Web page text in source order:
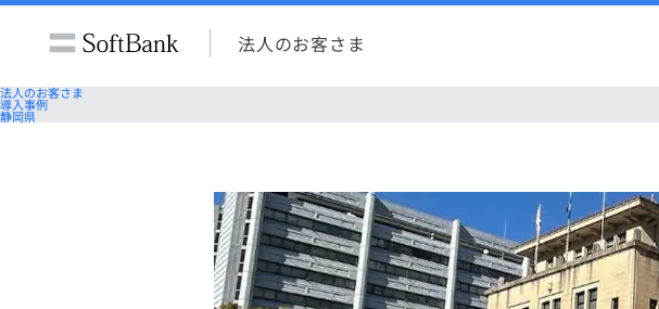
法人のお客さま
法人のお客さま
導入事例
静岡県